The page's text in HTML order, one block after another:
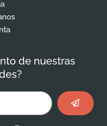
de nuestras
Enviar